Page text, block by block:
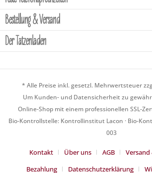
Bestellung & Versand
Der Tatzenladen
* Alle Preise inkl. gesetzl. Mehrwertsteuer
Um Kunden- und Datensicherheit zu
Online-Shop mit einem professionellen SSL-
Bio-Kontrollstelle: Kontrollinstitut Lacon · Bio-
003
Kontakt Über uns AGB
Bezahlung
Datenschutzerklärung